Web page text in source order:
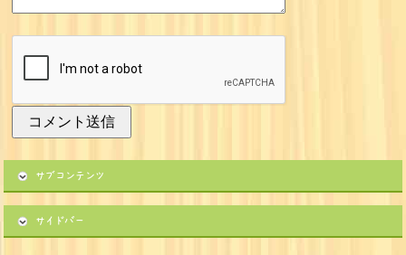
サブコンテンツ
サイドバー